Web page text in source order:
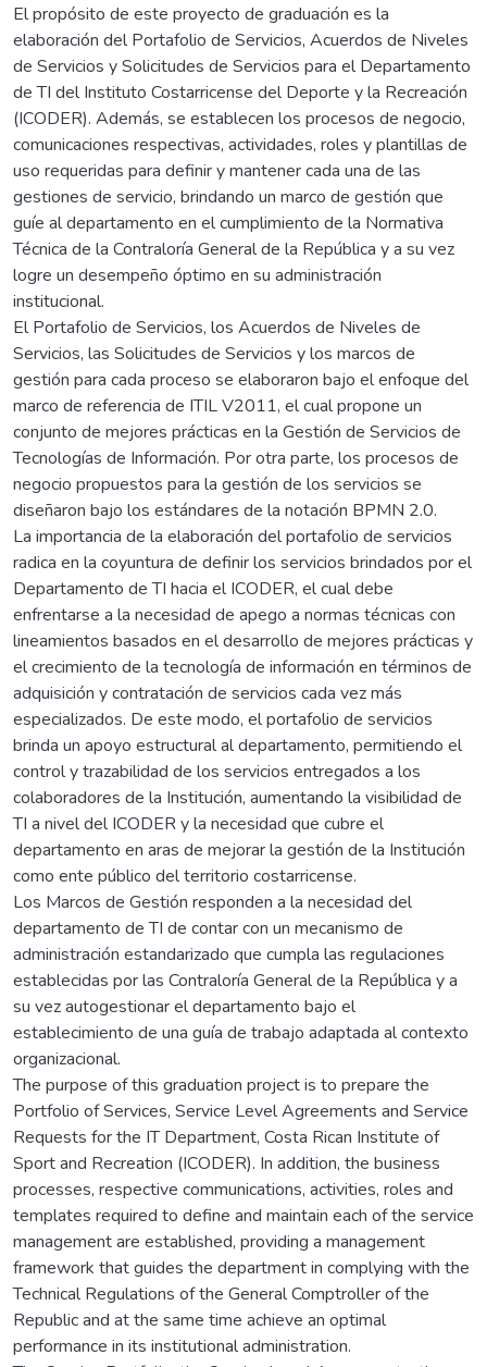
El propósito de este proyecto de graduación es la
elaboración del Portafolio de Servicios, Acuerdos de Niveles
de Servicios y Solicitudes de Servicios para el Departamento
de TI del Instituto Costarricense del Deporte y la Recreación
(ICODER). Además, se establecen los procesos de negocio,
comunicaciones respectivas, actividades, roles y plantillas de
uso requeridas para definir y mantener cada una de las
gestiones de servicio, brindando un marco de gestión que
guíe al departamento en el cumplimiento de la Normativa
Técnica de la Contraloría General de la República y a su vez
logre un desempeño óptimo en su administración
institucional.
El Portafolio de Servicios, los Acuerdos de Niveles de
Servicios, las Solicitudes de Servicios y los marcos de
gestión para cada proceso se elaboraron bajo el enfoque del
marco de referencia de ITIL V2011, el cual propone un
conjunto de mejores prácticas en la Gestión de Servicios de
Tecnologías de Información. Por otra parte, los procesos de
negocio propuestos para la gestión de los servicios se
diseñaron bajo los estándares de la notación BPMN 2.0.
La importancia de la elaboración del portafolio de servicios
radica en la coyuntura de definir los servicios brindados por el
Departamento de TI hacia el ICODER, el cual debe
enfrentarse a la necesidad de apego a normas técnicas con
lineamientos basados en el desarrollo de mejores prácticas y
el crecimiento de la tecnología de información en términos de
adquisición y contratación de servicios cada vez más
especializados. De este modo, el portafolio de servicios
brinda un apoyo estructural al departamento, permitiendo el
control y trazabilidad de los servicios entregados a los
colaboradores de la Institución, aumentando la visibilidad de
TI a nivel del ICODER y la necesidad que cubre el
departamento en aras de mejorar la gestión de la Institución
como ente público del territorio costarricense.
Los Marcos de Gestión responden a la necesidad del
departamento de TI de contar con un mecanismo de
administración estandarizado que cumpla las regulaciones
establecidas por las Contraloría General de la República y a
su vez autogestionar el departamento bajo el
establecimiento de una guía de trabajo adaptada al contexto
organizacional.
The purpose of this graduation project is to prepare the
Portfolio of Services, Service Level Agreements and Service
Requests for the IT Department, Costa Rican Institute of
Sport and Recreation (ICODER). In addition, the business
processes, respective communications, activities, roles and
templates required to define and maintain each of the service
management are established, providing a management
framework that guides the department in complying with the
Technical Regulations of the General Comptroller of the
Republic and at the same time achieve an optimal
performance in its institutional administration.